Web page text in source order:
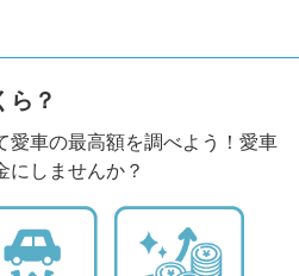
ら？
愛車の最高額を調べよう！愛車
にしませんか？